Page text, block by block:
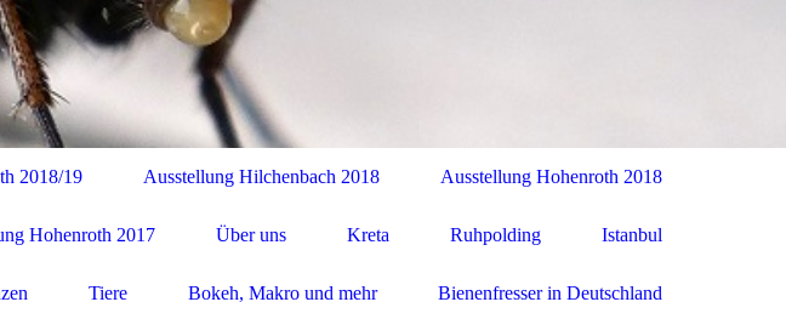
2018/19 Ausstellung Hilchenbach 2018 Ausstellung Hohenroth 2018
Hohenroth 2017 Über uns Kreta Ruhpolding Istanbul
Tiere Bokeh, Makro und mehr Bienenfresser in Deutschland